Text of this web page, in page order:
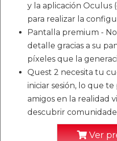
y la aplicación Oculus
para realizar la
Pantalla premium -
detalle gracias a su
píxeles que la
Quest 2 necesita tu
iniciar sesión, lo que
amigos en la realidad
descubrir
Ver